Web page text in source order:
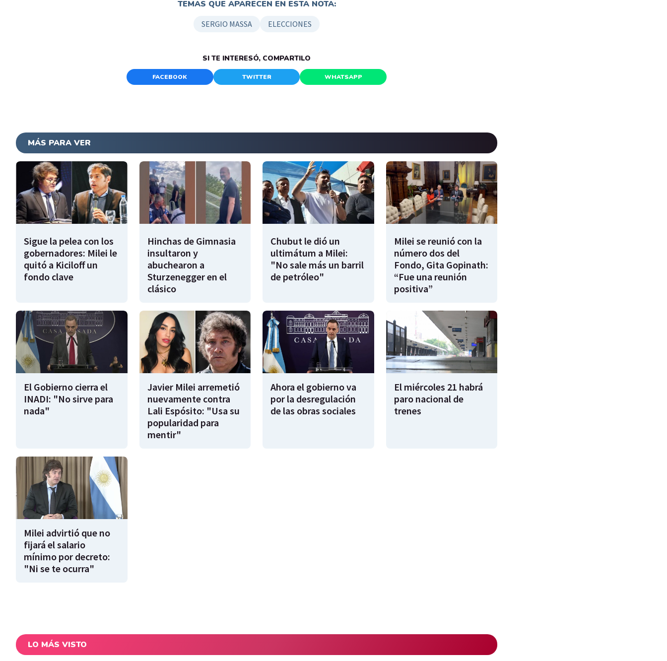
TEMAS QUE APARECEN EN ESTA NOTA:
SERGIO MASSA ELECCIONES
SI TE INTERESÓ, COMPARTILO
FACEBOOK TWITTER WHATSAPP
MÁS PARA VER
Sigue la pelea con los
gobernadores: Milei le
quitó a Kiciloff un
fondo clave
Hinchas de Gimnasia
insultaron y
abuchearon a
Sturzenegger en el
clásico
Chubut le dió un
ultimátum a Milei:
"No sale más un barril
de petróleo"
Milei se reunió con la
número dos del
Fondo, Gita Gopinath:
“Fue una reunión
positiva”
El Gobierno cierra el
INADI: "No sirve para
nada"
Javier Milei arremetió
nuevamente contra
Lali Espósito: "Usa su
popularidad para
mentir"
Ahora el gobierno va
por la desregulación
de las obras sociales
El miércoles 21 habrá
paro nacional de
trenes
Milei advirtió que no
fijará el salario
mínimo por decreto:
"Ni se te ocurra"
LO MÁS VISTO